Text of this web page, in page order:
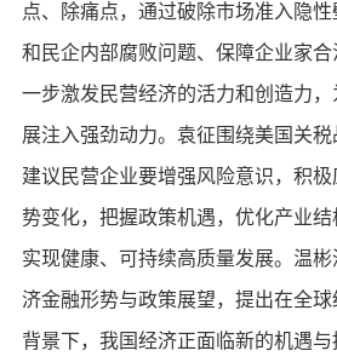
点、除痛点，通过破除市场准入隐
和民企内部腐败问题、保障企业家
一步激发民营经济的活力和创造力
展注入强劲动力。袁征围绕美国关税
建议民营企业要增强风险意识，积
势变化，把握政策机遇，优化产业结
实现健康、可持续高质量发展。温
济金融形势与政策展望，提出在全
背景下，我国经济正面临新的机遇